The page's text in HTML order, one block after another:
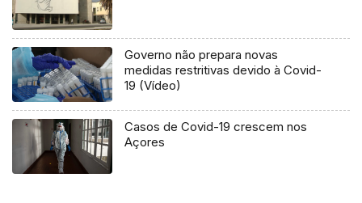
Governo não prepara novas
medidas restritivas devido à Covid-
19 (Vídeo)
Casos de Covid-19 crescem nos
Açores